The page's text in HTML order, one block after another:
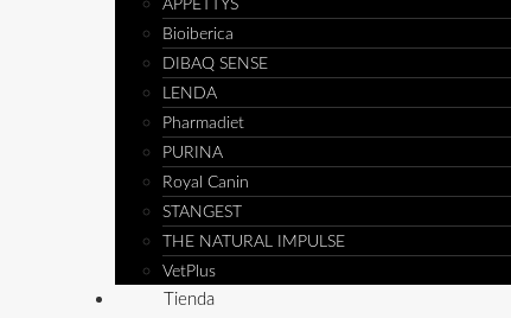
APPETTYS
Bioiberica
DIBAQ SENSE
LENDA
Pharmadiet
PURINA
Royal Canin
STANGEST
THE NATURAL IMPULSE
VetPlus
Tienda